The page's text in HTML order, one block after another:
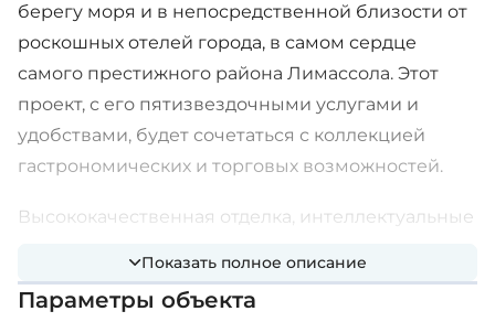
берегу моря и в непосредственной близости от
роскошных отелей города, в самом сердце
самого престижного района Лимассола. Этот
проект, с его пятизвездочными услугами и
удобствами, будет сочетаться с коллекцией
гастрономических и торговых возможностей.
Высококачественная отделка, интеллектуальные
предлагаемые в роскошных пятизвездочных
отелях, включая клуб владельцев, консьержа,
Показать полное описание
Параметры объекта